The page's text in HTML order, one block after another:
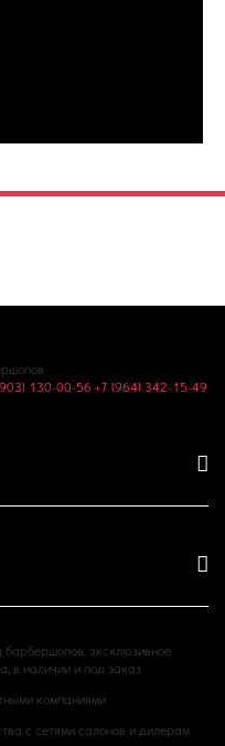
130-00-56 +7 (964) 342-15-49
эксклюзивное
в наличии и под заказ
компаниями
с сетями салонов и дилерам